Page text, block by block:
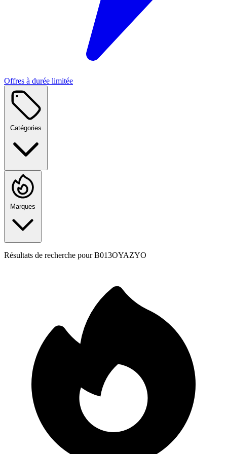
Offres à durée limitée
Catégories
Marques
Résultats de recherche pourB013OYAZYO